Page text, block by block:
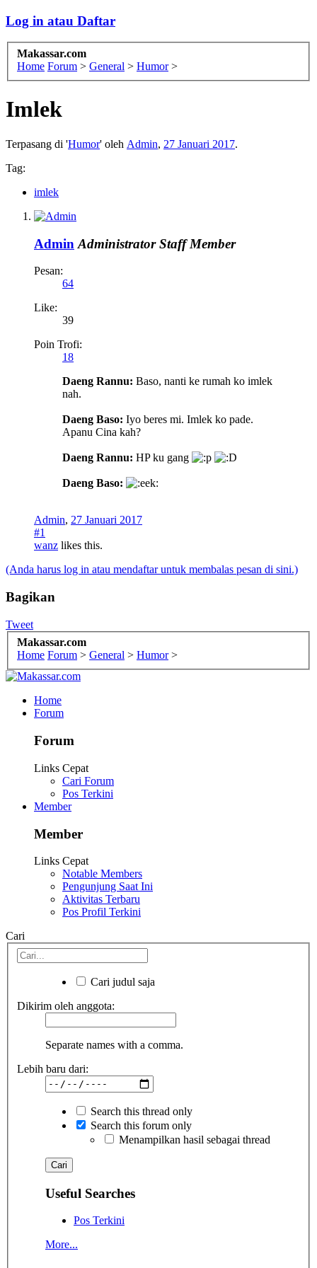
Log in atau Daftar
Makassar.com
Home Forum > General > Humor >
Imlek
Terpasang di 'Humor' oleh Admin, 27 Januari 2017.
Tag:
imlek
Admin Administrator Staff Member
Pesan:
64
Like:
39
Poin Trofi:
18
Daeng Rannu: Baso, nanti ke rumah ko imlek
nah.
Daeng Baso: Iyo beres mi. Imlek ko pade.
Apanu Cina kah?
Daeng Rannu: HP ku gang
Daeng Baso:
Admin, 27 Januari 2017
#1
wanz likes this.
(Anda harus log in atau mendaftar untuk membalas pesan di sini.)
Bagikan
Tweet
Makassar.com
Home Forum > General > Humor >
Home
Forum
Forum
Links Cepat
Cari Forum
Pos Terkini
Member
Member
Links Cepat
Notable Members
Pengunjung Saat Ini
Aktivitas Terbaru
Pos Profil Terkini
Cari
Cari judul saja
Dikirim oleh anggota:
Separate names with a comma.
Lebih baru dari:
Search this thread only
Search this forum only
Menampilkan hasil sebagai thread
Useful Searches
Pos Terkini
More...